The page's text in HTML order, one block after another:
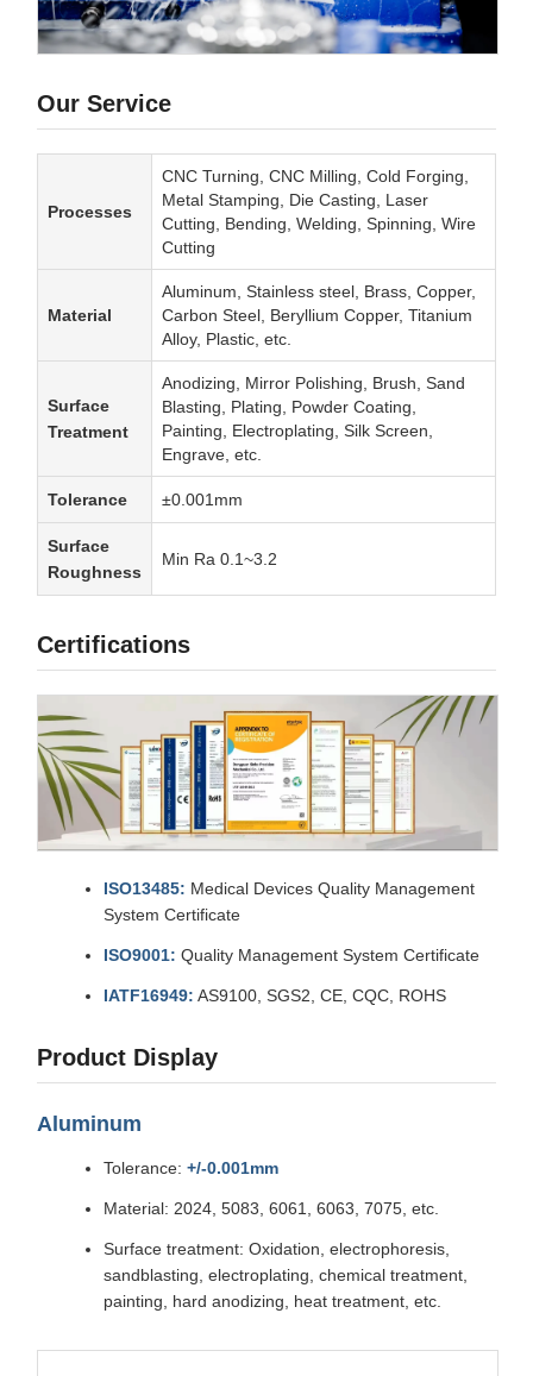
Our Service
Processes
CNC Turning, CNC Milling, Cold Forging,
Metal Stamping, Die Casting, Laser
Cutting, Bending, Welding, Spinning, Wire
Cutting
Material
Aluminum, Stainless steel, Brass, Copper,
Carbon Steel, Beryllium Copper, Titanium
Alloy, Plastic, etc.
Surface
Treatment
Anodizing, Mirror Polishing, Brush, Sand
Blasting, Plating, Powder Coating,
Painting, Electroplating, Silk Screen,
Engrave, etc.
Tolerance ±0.001mm
Surface
Roughness
Min Ra 0.1~3.2
Certifications
ISO13485: Medical Devices Quality Management
System Certificate
ISO9001: Quality Management System Certificate
IATF16949: AS9100, SGS2, CE, CQC, ROHS
Product Display
Aluminum
Tolerance: +/-0.001mm
Material: 2024, 5083, 6061, 6063, 7075, etc.
Surface treatment: Oxidation, electrophoresis,
sandblasting, electroplating, chemical treatment,
painting, hard anodizing, heat treatment, etc.